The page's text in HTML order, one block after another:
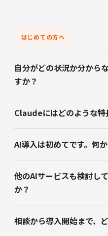
はじめての方へ
自分がどの状況か分から
すか？
Claudeにはどのような特
AI導入は初めてです。何
他のAIサービスも検討し
か？
相談から導入開始まで、